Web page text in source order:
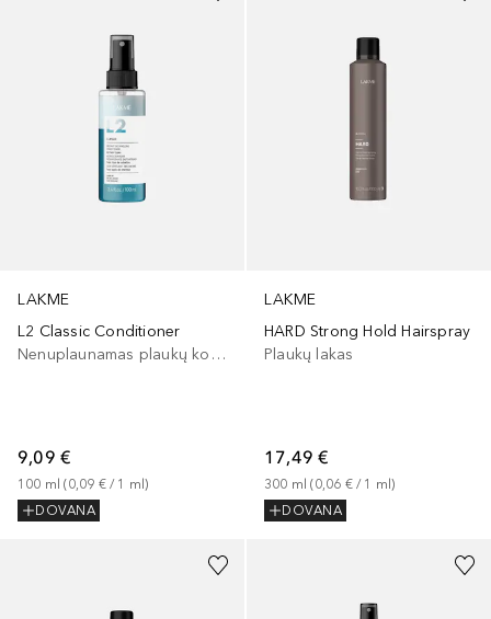
LAKME
L2 Classic Conditioner
Nenuplaunamas plaukų kondicionierius
9,09 €
100 ml (0,09 € / 1 ml)
DOVANA
LAKME
HARD Strong Hold Hairspray
Plaukų lakas
17,49 €
300 ml (0,06 € / 1 ml)
DOVANA